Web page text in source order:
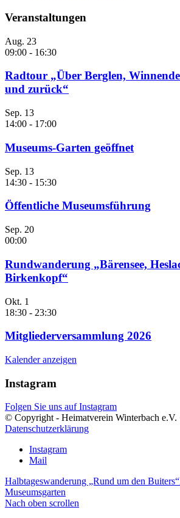
Veranstaltungen
Aug. 23
09:00 - 16:30
Radtour „Über Berglen,
und zurück“
Sep. 13
14:00 - 17:00
Museums-Garten geöffnet
Sep. 13
14:30 - 15:30
Öffentliche Museumsführung
Sep. 20
00:00
Rundwanderung „Bärensee,
Birkenkopf“
Okt. 1
18:30 - 23:30
Mitgliederversammlung 2026
Kalender anzeigen
Instagram
Folgen Sie uns auf Instagram
© Copyright - Heimatverein Winterbach e.V.
Datenschutzerklärung
Instagram
Mail
Halbtageswanderung „Rund um den Buiters“
Museumsgarten
Nach oben scrollen